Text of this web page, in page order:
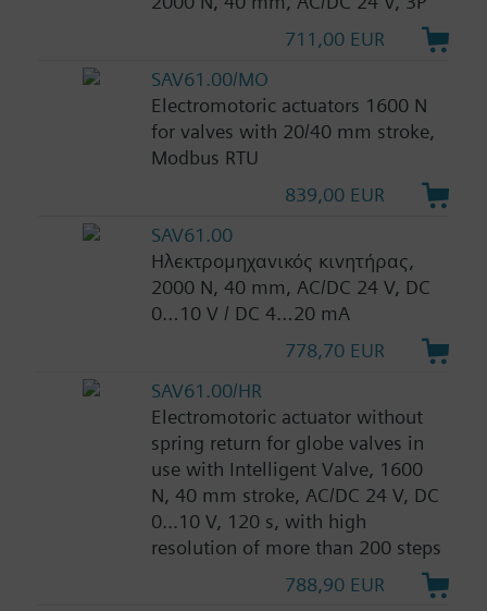
711,00 EUR
SAV61.00/MO
Electromotoric actuators 1600 N
for valves with 20/40 mm stroke,
Modbus RTU
839,00 EUR
SAV61.00
Ηλεκτρομηχανικός κινητήρας,
2000 N, 40 mm, AC/DC 24 V, DC
0…10 V / DC 4…20 mA
778,70 EUR
SAV61.00/HR
Electromotoric actuator without
spring return for globe valves in
use with Intelligent Valve, 1600
N, 40 mm stroke, AC/DC 24 V, DC
0...10 V, 120 s, with high
resolution of more than 200 steps
788,90 EUR